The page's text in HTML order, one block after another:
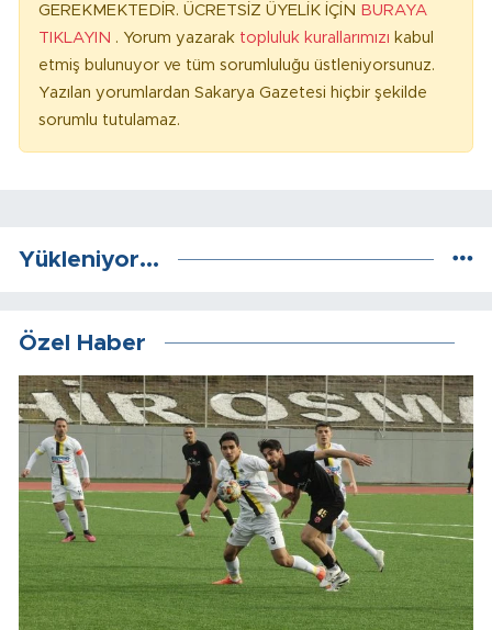
GEREKMEKTEDİR. ÜCRETSİZ ÜYELİK İÇİN BURAYA
TIKLAYIN . Yorum yazarak topluluk kurallarımızı kabul
etmiş bulunuyor ve tüm sorumluluğu üstleniyorsunuz.
Yazılan yorumlardan Sakarya Gazetesi hiçbir şekilde
sorumlu tutulamaz.
Yükleniyor...
Özel Haber